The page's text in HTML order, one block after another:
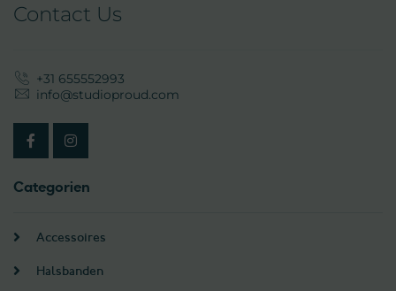
Contact Us
+31 655552993
info@studioproud.com
Categorien
Accessoires
Halsbanden